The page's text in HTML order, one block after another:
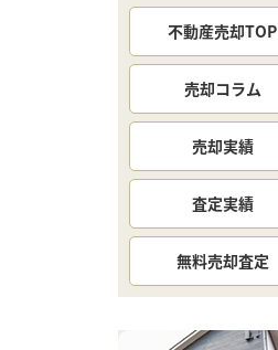
不動産売却TOP
売却コラム
売却実績
査定実績
無料売却査定